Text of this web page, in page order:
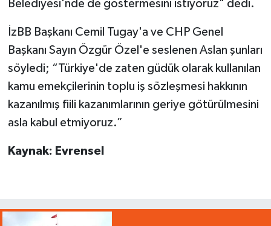
Belediyesi'nde de göstermesini istiyoruz" dedi.
İzBB Başkanı Cemil Tugay'a ve CHP Genel
Başkanı Sayın Özgür Özel'e seslenen Aslan şunları
söyledi; “Türkiye'de zaten güdük olarak kullanılan
kamu emekçilerinin toplu iş sözleşmesi hakkının
kazanılmış fiili kazanımlarının geriye götürülmesini
asla kabul etmiyoruz.”
Kaynak: Evrensel